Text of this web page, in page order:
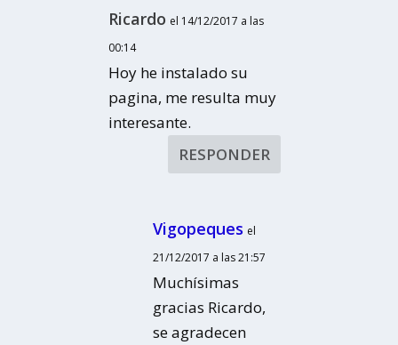
Ricardo el 14/12/2017 a las
00:14
Hoy he instalado su
pagina, me resulta muy
interesante.
RESPONDER
Vigopeques el
21/12/2017 a las 21:57
Muchísimas
gracias Ricardo,
se agradecen